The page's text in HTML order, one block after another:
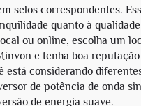
selos correspondentes.
quanto à
ou online, escolha um
e tenha boa
está considerando
de potência de onda
de energia suave.